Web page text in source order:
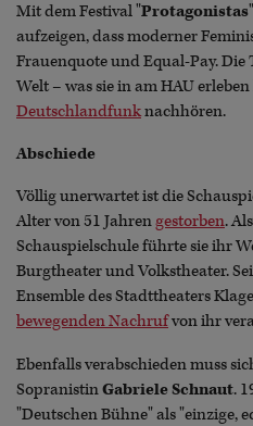
Mit dem Festival "Protagonistas
aufzeigen, dass moderner
Frauenquote und Equal-Pay.
Welt – was sie in am HAU
Deutschlandfunknachhören.
Abschiede
Völlig unerwartet ist die
Alter von 51 Jahrengestorben.
Schauspielschule führte sie ihr
Burgtheater und Volkstheater.
Ensemble des Stadttheaters
bewegenden Nachrufvon ihr
Ebenfalls verabschieden muss
SopranistinGabriele Schnaut.
"Deutschen Bühne" als "einzige,